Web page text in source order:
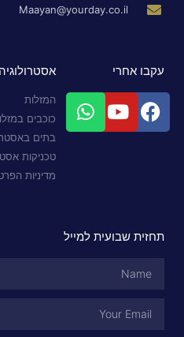
Maayan@yourday.co.il
עקבו אחרי אסטרולוגיה
המזלות
כוכבים
בתים
טכניקות
מדיניות
תחזית שבועית למייל